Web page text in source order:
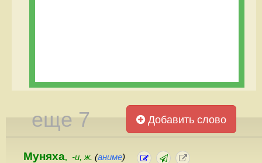
еще 7 Добавить слово
Муняха, -и, ж. (аниме)